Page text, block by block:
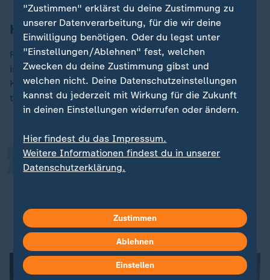
Klinikleiter spricht von "Sparhammer"
Für Alexander Funk vom Caritas Klinikum Saarbrücken
ist die GKV-Reform ein "Sparhammer", der die
Krankenhäuser mitten im Transformationsprozess
treffe.
Das bringt Unsicherheit rein und
„
Alexander Funk, Caritas Klinikum Saarbrücken
"Zustimmen" erklärst du deine Zustimmung zu
unserer Datenverarbeitung, für die wir deine
Einwilligung benötigen. Oder du legst unter
"Einstellungen/Ablehnen" fest, welchen
Zwecken du deine Zustimmung gibst und
welchen nicht. Deine Datenschutzeinstellungen
kannst du jederzeit mit Wirkung für die Zukunft
in deinen Einstellungen widerrufen oder ändern.
Hier findest du das Impressum.
Weitere Informationen findest du in unserer
Datenschutzerklärung.
Zustimmen
Ablehnen
Einstellen